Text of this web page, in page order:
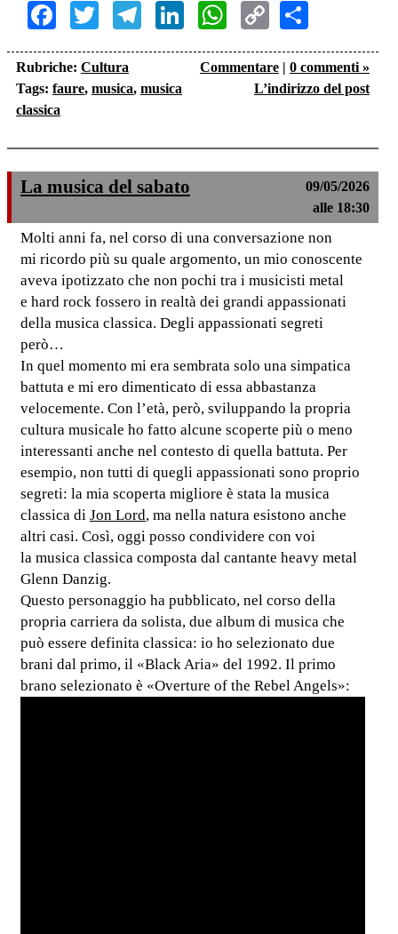
Facebook
TwitterTelegram
LinkedInWhatsApp
Copy
Link
Rubriche: Cultura
Tags: faure, musica, musica
classica
Commentare | 0 commenti »
L’indirizzo del post
La musica del sabato
09/05/2026
alle 18:30
Molti anni fa, nel corso di una conversazione non
mi ricordo più su quale argomento, un mio conoscente
aveva ipotizzato che non pochi tra i musicisti metal
e hard rock fossero in realtà dei grandi appassionati
della musica classica. Degli appassionati segreti
però…
In quel momento mi era sembrata solo una simpatica
battuta e mi ero dimenticato di essa abbastanza
velocemente. Con l’età, però, sviluppando la propria
cultura musicale ho fatto alcune scoperte più o meno
interessanti anche nel contesto di quella battuta. Per
esempio, non tutti di quegli appassionati sono proprio
segreti: la mia scoperta migliore è stata la musica
classica di Jon Lord, ma nella natura esistono anche
altri casi. Così, oggi posso condividere con voi
la musica classica composta dal cantante heavy metal
Glenn Danzig.
Questo personaggio ha pubblicato, nel corso della
propria carriera da solista, due album di musica che
può essere definita classica: io ho selezionato due
brani dal primo, il «Black Aria» del 1992. Il primo
brano selezionato è «Overture of the Rebel Angels»: